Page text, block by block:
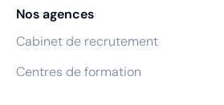
Nos agences
Cabinet de recrutement
Centres de formation